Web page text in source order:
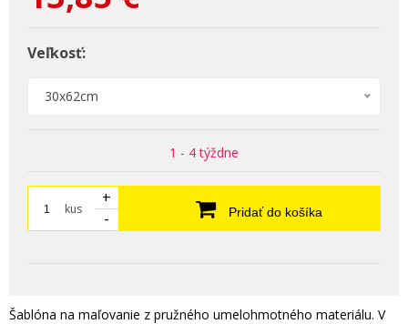
Veľkosť:
30x62cm
1 - 4 týždne
kus
+
-
Pridať do košíka
Šablóna na maľovanie z pružného umelohmotného materiálu. V